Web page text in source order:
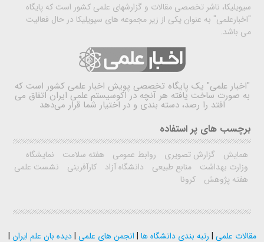
سیویلیکا، ناشر تخصصی مقالات و گزارشهای علمی کشور است که پایگاه
"اخبارعلمی" به عنوان یکی از زیر مجموعه های سیویلیکا در حال فعالیت
می باشد.
"اخبار علمی" یک پایگاه تخصصی پویش اخبار علمی کشور است که
به صورت ساخت یافته هر آنچه در اکوسیستم علمی ایران اتفاق می
افتد را رصد، دسته بندی و در اختیار شما قرار می‌دهد
برچسب های پر استفاده
همایش گزارش تصویری روابط عمومی هفته سلامت
نمایشگاه
وزارت بهداشت
منابع طبیعی دانشگاه آزاد کارآفرینی
نشست علمی
هفته پژوهش
کرونا
مقالات علمی | رتبه بندی دانشگاه ها | انجمن های علمی |دیده بان علم ایران |